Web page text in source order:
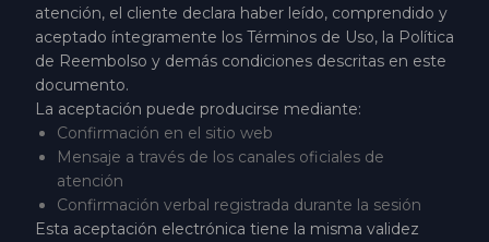
atención, el cliente declara haber leído, comprendido y
aceptado íntegramente los Términos de Uso, la Política
de Reembolso y demás condiciones descritas en este
documento.
La aceptación puede producirse mediante:
Confirmación en el sitio web
Mensaje a través de los canales oficiales de
atención
Confirmación verbal registrada durante la sesión
Esta aceptación electrónica tiene la misma validez